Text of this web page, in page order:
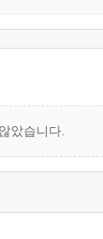
았습니다.